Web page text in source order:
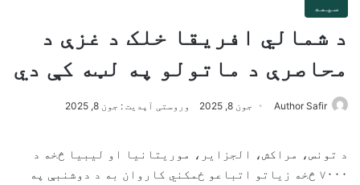
سیمه
د شمالي افریقا خلک د غزې د
محاصرې د ماتولو په لټه کې دي
Author Safir جون 8, 2025 وروستی آپدیت : جون 8, 2025
د تونس، مراکش، الجزایر، موریتانیا او لیبیا څخه د
۷۰۰۰ څخه زیاتو اتباعو ځمکني کاروان به د دوشنبې په